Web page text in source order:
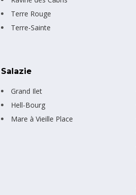
Terre Rouge
Terre-Sainte
Salazie
Grand Ilet
Hell-Bourg
Mare à Vieille Place